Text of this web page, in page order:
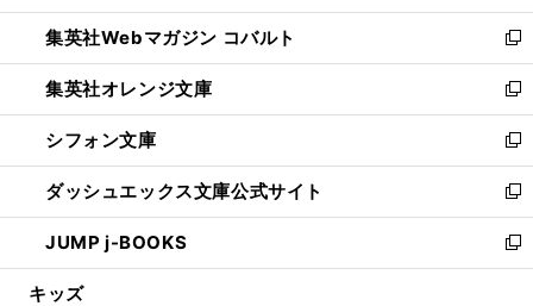
開
く
ウ
で
開
く
ン
ド
ウ
で
開
く
ウ
ィ
ン
ド
ウ
で
開
く
集英社Webマガジン コバルト
新
し
い
ウ
ィ
ン
ド
ウ
で
開
集英社オレンジ文庫
新
し
い
ウ
ィ
ン
ド
ウ
シフォン文庫
新
し
い
ウ
ィ
ン
ダッシュエックス文庫公式サイト
新
し
い
ウ
JUMP j-BOOKS
新
し
キッズ